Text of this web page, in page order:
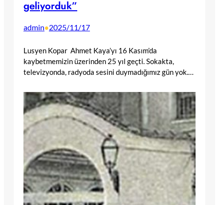
geliyorduk”
admin•2025/11/17
Lusyen Kopar Ahmet Kaya’yı 16 Kasım’da
kaybetmemizin üzerinden 25 yıl geçti. Sokakta,
televizyonda, radyoda sesini duymadığımız gün yok.…